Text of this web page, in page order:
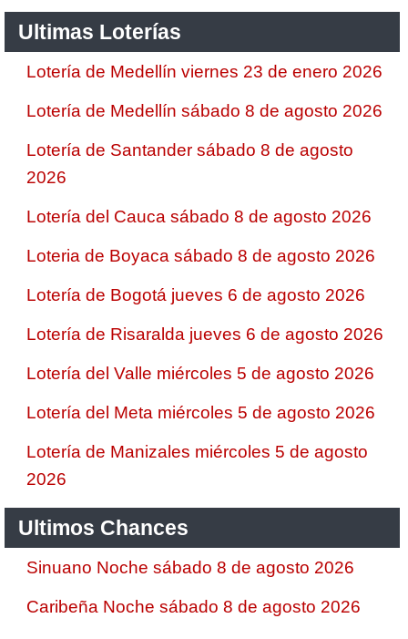
Ultimas Loterías
Lotería de Medellín viernes 23 de enero 2026
Lotería de Medellín sábado 8 de agosto 2026
Lotería de Santander sábado 8 de agosto
2026
Lotería del Cauca sábado 8 de agosto 2026
Loteria de Boyaca sábado 8 de agosto 2026
Lotería de Bogotá jueves 6 de agosto 2026
Lotería de Risaralda jueves 6 de agosto 2026
Lotería del Valle miércoles 5 de agosto 2026
Lotería del Meta miércoles 5 de agosto 2026
Lotería de Manizales miércoles 5 de agosto
2026
Ultimos Chances
Sinuano Noche sábado 8 de agosto 2026
Caribeña Noche sábado 8 de agosto 2026